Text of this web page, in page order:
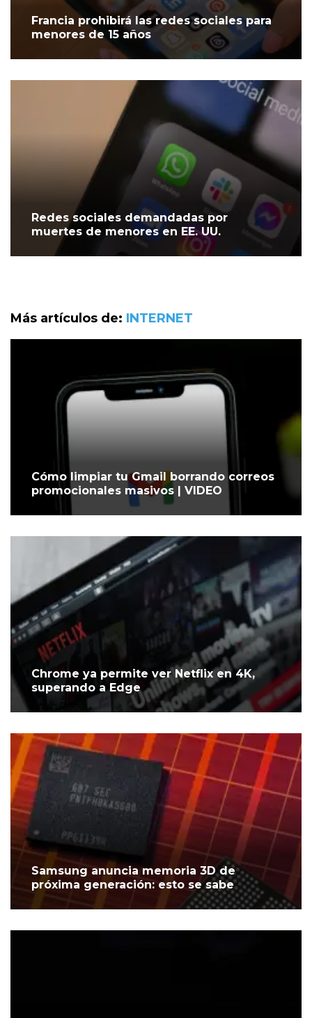
Francia prohibirá las redes sociales para
menores de 15 años
Redes sociales demandadas por
muertes de menores en EE. UU.
Más artículos de: INTERNET
Cómo limpiar tu Gmail borrando correos
promocionales masivos | VIDEO
Chrome ya permite ver Netflix en 4K,
superando a Edge
Samsung anuncia memoria 3D de
próxima generación: esto se sabe